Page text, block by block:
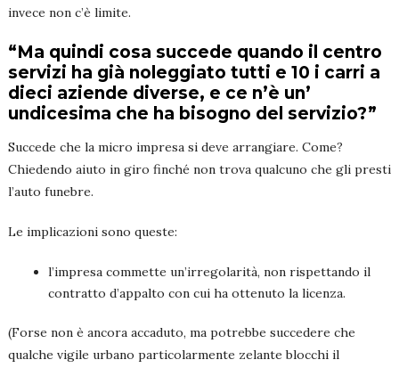
invece non c’è limite.
“Ma quindi cosa succede quando il centro
servizi ha già noleggiato tutti e 10 i carri a
dieci aziende diverse, e ce n’è un’
undicesima che ha bisogno del servizio?”
Succede che la micro impresa si deve arrangiare. Come?
Chiedendo aiuto in giro finché non trova qualcuno che gli presti
l’auto funebre.
Le implicazioni sono queste:
l’impresa commette un’irregolarità, non rispettando il
contratto d’appalto con cui ha ottenuto la licenza.
(Forse non è ancora accaduto, ma potrebbe succedere che
qualche vigile urbano particolarmente zelante blocchi il